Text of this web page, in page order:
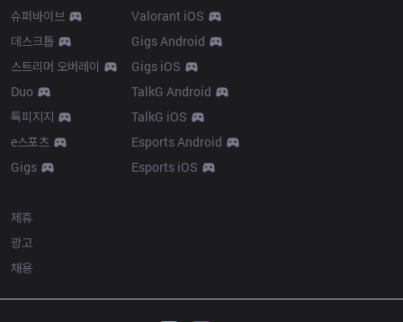
슈퍼바이브
데스크톱
스트리머 오버레이
Duo
톡피지지
e스포츠
Gigs
Valorant iOS
Gigs Android
Gigs iOS
TalkG Android
TalkG iOS
Esports Android
Esports iOS
제휴
광고
채용